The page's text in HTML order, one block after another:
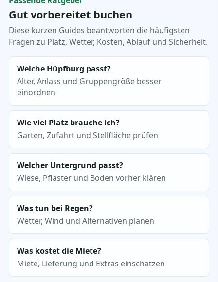
Gut vorbereitet buchen
Diese kurzen Guides beantworten die häufigsten
Fragen zu Platz, Wetter, Kosten, Ablauf und Sicherheit.
Welche Hüpfburg passt?
Alter, Anlass und Gruppengröße besser
einordnen
Wie viel Platz brauche ich?
Garten, Zufahrt und Stellfläche prüfen
Welcher Untergrund passt?
Wiese, Pflaster und Boden vorher klären
Was tun bei Regen?
Wetter, Wind und Alternativen planen
Was kostet die Miete?
Miete, Lieferung und Extras einschätzen